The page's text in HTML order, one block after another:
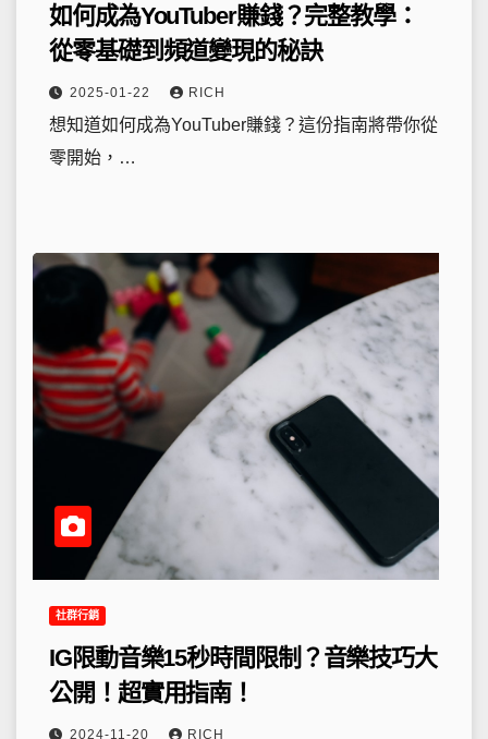
如何成為YouTuber賺錢？完整教學：
從零基礎到頻道變現的秘訣
2025-01-22 RICH
想知道如何成為YouTuber賺錢？這份指南將帶你從
零開始，…
社群行銷
IG限動音樂15秒時間限制？音樂技巧大
公開！超實用指南！
2024-11-20 RICH